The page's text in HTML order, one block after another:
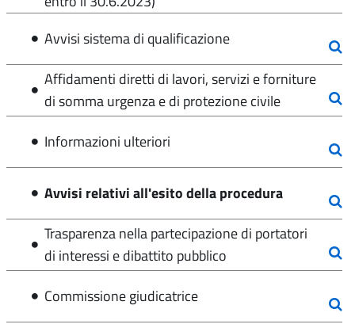
Avvisi sistema di qualificazione
Affidamenti diretti di lavori, servizi e forniture
di somma urgenza e di protezione civile
Informazioni ulteriori
Avvisi relativi all'esito della procedura
Trasparenza nella partecipazione di portatori
di interessi e dibattito pubblico
Commissione giudicatrice